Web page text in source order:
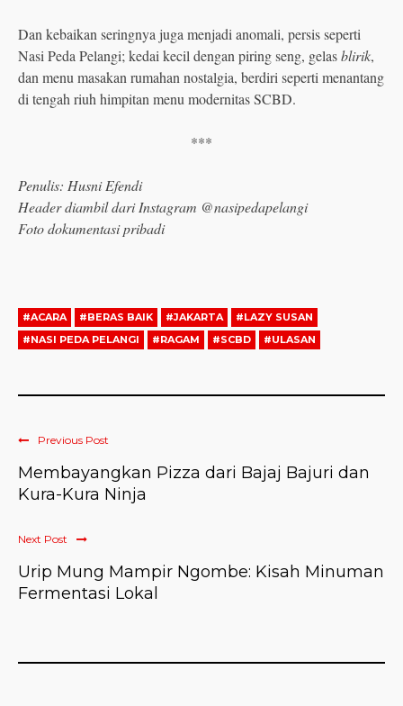
Dan kebaikan seringnya juga menjadi anomali, persis seperti
Nasi Peda Pelangi; kedai kecil dengan piring seng, gelasblirik,
dan menu masakan rumahan nostalgia, berdiri seperti menantang
di tengah riuh himpitan menu modernitas SCBD.
***
Penulis: Husni Efendi
Header diambil dari Instagram @nasipedapelangi
Foto dokumentasi pribadi
#ACARA #BERAS BAIK #JAKARTA
#LAZY SUSAN
#NASI PEDA PELANGI
#RAGAM #SCBD #ULASAN
Previous Post
Membayangkan Pizza dari Bajaj Bajuri dan
Kura-Kura Ninja
Next Post
Urip Mung Mampir Ngombe: Kisah Minuman
Fermentasi Lokal